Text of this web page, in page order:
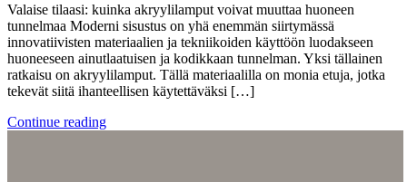
Valaise tilaasi: kuinka akryylilamput voivat muuttaa huoneen
tunnelmaa Moderni sisustus on yhä enemmän siirtymässä
innovatiivisten materiaalien ja tekniikoiden käyttöön luodakseen
huoneeseen ainutlaatuisen ja kodikkaan tunnelman. Yksi tällainen
ratkaisu on akryylilamput. Tällä materiaalilla on monia etuja, jotka
tekevät siitä ihanteellisen käytettäväksi […]
Continue reading